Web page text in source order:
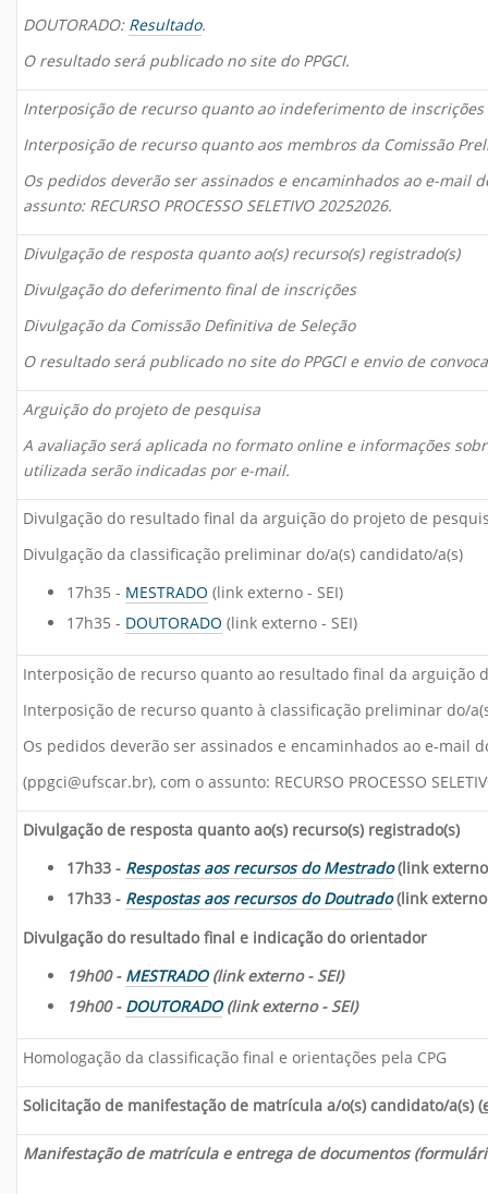
DOUTORADO: Resultado.
O resultado será publicado no site do PPGCI.
Interposição de recurso quanto ao indeferimento de inscrições
Interposição de recurso quanto aos membros da Comissão
Os pedidos deverão ser assinados e encaminhados ao e-mail
assunto: RECURSO PROCESSO SELETIVO 20252026.
Divulgação de resposta quanto ao(s) recurso(s) registrado(s)
Divulgação do deferimento final de inscrições
Divulgação da Comissão Definitiva de Seleção
O resultado será publicado no site do PPGCI e envio de
Arguição do projeto de pesquisa
A avaliação será aplicada no formato online e informações
utilizada serão indicadas por e-mail.
Divulgação do resultado final da arguição do projeto de
Divulgação da classificação preliminar do/a(s) candidato/a(s)
17h35 - MESTRADO (link externo - SEI)
17h35 - DOUTORADO (link externo - SEI)
Interposição de recurso quanto ao resultado final da arguição
Interposição de recurso quanto à classificação preliminar do/
Os pedidos deverão ser assinados e encaminhados ao e-mail
(ppgci@ufscar.br), com o assunto: RECURSO PROCESSO
Divulgação de resposta quanto ao(s) recurso(s) registrado(s)
17h33 - Respostas aos recursos do Mestrado(link externo
17h33 - Respostas aos recursos do Doutrado(link externo
Divulgação do resultado final e indicação do orientador
19h00 - MESTRADO(link externo - SEI)
19h00 - DOUTORADO(link externo - SEI)
Homologação da classificação final e orientações pela CPG
Solicitação de manifestação de matrícula a/o(s) candidato/a(s) (
Manifestação de matrícula e entrega de documentos